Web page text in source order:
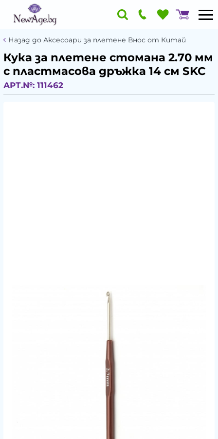
Назад до Аксесоари за плетене Внос от Китай
Кука за плетене стомана 2.70 мм
с пластмасова дръжка 14 см SKC
АРТ.№: 111462